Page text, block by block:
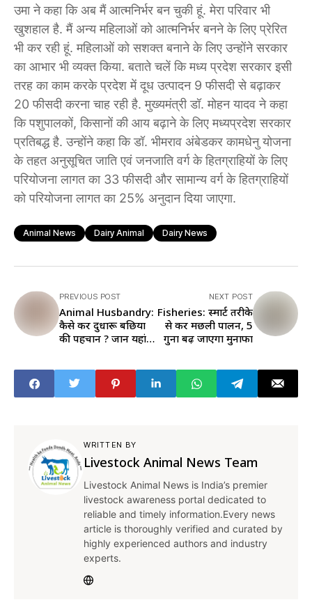
उमा ने कहा कि अब मैं आत्मनिर्भर बन चुकी हूं. मेरा परिवार भी
खुशहाल है. मैं अन्य महिलाओं को आत्मनिर्भर बनने के लिए प्रेरित
भी कर रही हूं. महिलाओं को सशक्त बनाने के लिए उन्होंने सरकार
का आभार भी व्यक्त किया. बताते चलें कि मध्य प्रदेश सरकार इसी
तरह का काम करके प्रदेश में दूध उत्पादन 9 फीसदी से बढ़ाकर
20 फीसदी करना चाह रही है. मुख्यमंत्री डॉ. मोहन यादव ने कहा
कि पशुपालकों, किसानों की आय बढ़ाने के लिए मध्यप्रदेश सरकार
प्रतिबद्ध है. उन्होंने कहा कि डॉ. भीमराव अंबेडकर कामधेनु योजना
के तहत अनुसूचित जाति एवं जनजाति वर्ग के हितग्राहियों के लिए
परियोजना लागत का 33 फीसदी और सामान्य वर्ग के हितग्राहियों
को परियोजना लागत का 25% अनुदान दिया जाएगा.
Animal News Dairy Animal Dairy News
PREVIOUS POST
Animal Husbandry:
कैसे करें दुधारू बछिया
की पहचान ? जानें यहां
NEXT POST
Fisheries: स्मार्ट तरीके
से करें मछली पालन, 5
गुना बढ़ जाएगा मुनाफा
WRITTEN BY
Livestock Animal News Team
Livestock Animal News is India’s premier
livestock awareness portal dedicated to
reliable and timely information.Every news
article is thoroughly verified and curated by
highly experienced authors and industry
experts.